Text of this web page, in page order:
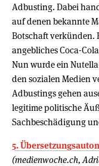
Adbusting. Dabei
auf denen bekannte
Botschaft verkünden.
angebliches Coca-
Nun wurde ein
den sozialen Medien
Adbustings gehen
legitime politische
Sachbeschädigung
5.
(medienwoche.ch,